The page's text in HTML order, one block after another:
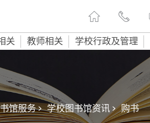
关 教师相关 学校行政及管理
馆服务 > 学校图书馆资讯 > 购书